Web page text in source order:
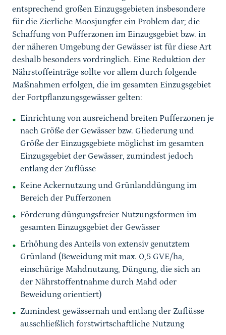
entsprechend großen Einzugsgebieten insbesondere
für die Zierliche Moosjungfer ein Problem dar; die
Schaffung von Pufferzonen im Einzugsgebiet bzw. in
der näheren Umgebung der Gewässer ist für diese Art
deshalb besonders vordringlich. Eine Reduktion der
Nährstoffeinträge sollte vor allem durch folgende
Maßnahmen erfolgen, die im gesamten Einzugsgebiet
der Fortpflanzungsgewässer gelten:
Einrichtung von ausreichend breiten Pufferzonen je
nach Größe der Gewässer bzw. Gliederung und
Größe der Einzugsgebiete möglichst im gesamten
Einzugsgebiet der Gewässer, zumindest jedoch
entlang der Zuflüsse
Keine Ackernutzung und Grünlanddüngung im
Bereich der Pufferzonen
Förderung düngungsfreier Nutzungsformen im
gesamten Einzugsgebiet der Gewässer
Erhöhung des Anteils von extensiv genutztem
Grünland (Beweidung mit max. 0,5 GVE/ha,
einschürige Mahdnutzung, Düngung, die sich an
der Nährstoffentnahme durch Mahd oder
Beweidung orientiert)
Zumindest gewässernah und entlang der Zuflüsse
ausschließlich forstwirtschaftliche Nutzung